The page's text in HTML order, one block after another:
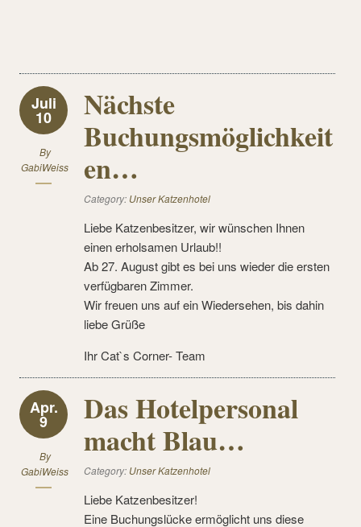
Juli
10
By
GabiWeiss
Nächste
Buchungsmöglichkeit
en…
Category: Unser Katzenhotel
Liebe Katzenbesitzer, wir wünschen Ihnen
einen erholsamen Urlaub!!
Ab 27. August gibt es bei uns wieder die ersten
verfügbaren Zimmer.
Wir freuen uns auf ein Wiedersehen, bis dahin
liebe Grüße
Ihr Cat`s Corner- Team
Apr.
9
By
GabiWeiss
Das Hotelpersonal
macht Blau…
Category: Unser Katzenhotel
Liebe Katzenbesitzer!
Eine Buchungslücke ermöglicht uns diese